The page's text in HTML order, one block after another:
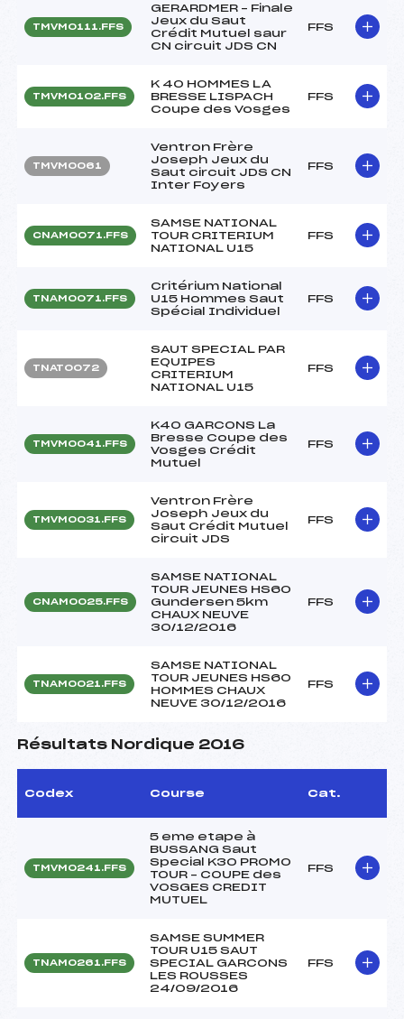
TMVM0111.FFS
GERARDMER – Finale
Jeux du Saut
Crédit Mutuel saur
CN circuit JDS CN
FFS
TMVM0102.FFS
K 40 HOMMES LA
BRESSE LISPACH
Coupe des Vosges
FFS
TMVM0061
Ventron Frère
Joseph Jeux du
Saut circuit JDS CN
Inter Foyers
FFS
CNAM0071.FFS
SAMSE NATIONAL
TOUR CRITERIUM
NATIONAL U15
FFS
TNAM0071.FFS
Critérium National
U15 Hommes Saut
Spécial Individuel
FFS
TNAT0072
SAUT SPECIAL PAR
EQUIPES
CRITERIUM
NATIONAL U15
FFS
TMVM0041.FFS
K40 GARCONS La
Bresse Coupe des
Vosges Crédit
Mutuel
FFS
TMVM0031.FFS
Ventron Frère
Joseph Jeux du
Saut Crédit Mutuel
circuit JDS
FFS
CNAM0025.FFS
SAMSE NATIONAL
TOUR JEUNES HS60
Gundersen 5km
CHAUX NEUVE
30/12/2016
FFS
TNAM0021.FFS
SAMSE NATIONAL
TOUR JEUNES HS60
HOMMES CHAUX
NEUVE 30/12/2016
FFS
Résultats Nordique 2016
Codex Course Cat.
TMVM0241.FFS
5 eme etape à
BUSSANG Saut
Special K30 PROMO
TOUR – COUPE des
VOSGES CREDIT
MUTUEL
FFS
TNAM0261.FFS
SAMSE SUMMER
TOUR U15 SAUT
SPECIAL GARCONS
LES ROUSSES
24/09/2016
FFS